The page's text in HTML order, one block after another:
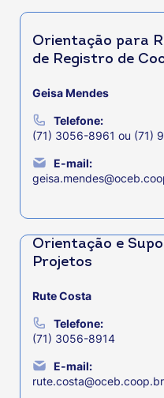
Orientação para
de Registro de
Geisa Mendes
Telefone:
(71) 3056-8961 ou (71)
E-mail:
Orientação e
Projetos
Rute Costa
Telefone:
(71) 3056-8914
E-mail:
rute.costa@oceb.coop.br